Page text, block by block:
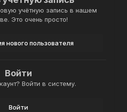
учётную запись в нашем
Это очень просто!
нового пользователя
Войти
Войти в систему.
Войти